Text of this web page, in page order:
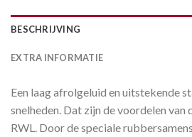
BESCHRIJVING
EXTRA INFORMATIE
Een laag afrolgeluid en uitstekende
snelheden. Dat zijn de voordelen van
RWL. Door de speciale